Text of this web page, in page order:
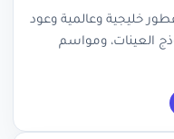
خليجية وعالمية وعود
العينات، ومواسم